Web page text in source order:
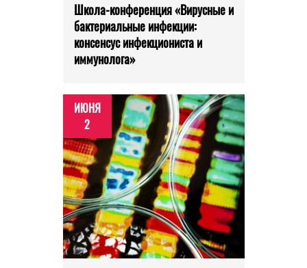
Школа-конференция «Вирусные и
бактериальные инфекции:
консенсус инфекциониста и
иммунолога»
ИЮНЯ
2